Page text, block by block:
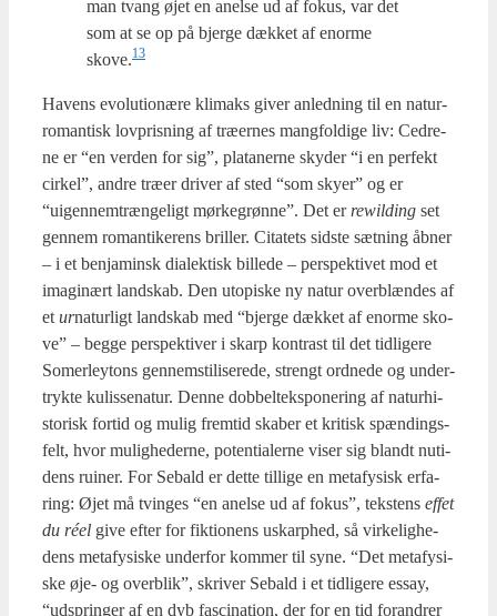
man tvang øjet en anel­se ud af fokus, var det
som at se op på bjer­ge dæk­ket af enor­me
skove.13
Havens evo­lu­tio­næ­re kli­maks giver anled­ning til en natur­
ro­man­tisk lov­pris­ning af træ­er­nes mang­fol­di­ge liv: Ced­re­
ne er “en ver­den for sig”, pla­ta­ner­ne sky­der “i en per­fekt
cir­kel”, andre træ­er dri­ver af sted “som sky­er” og er
“uigen­nem­træn­ge­ligt mør­ke­grøn­ne”. Det er rewil­ding set
gen­nem roman­ti­ke­rens bril­ler. Cita­tets sid­ste sæt­ning åbner
– i et benja­minsk dia­lek­tisk bil­le­de – per­spek­ti­vet mod et
imag­i­nært land­skab. Den uto­pi­ske ny natur over­blæn­des af
et urnatur­ligt land­skab med “bjer­ge dæk­ket af enor­me sko­
ve” – beg­ge per­spek­ti­ver i skarp kon­trast til det tid­li­ge­re
Somer­leytons gen­nem­sti­li­se­re­de, strengt ord­ne­de og under­
tryk­te kulis­se­na­tur. Den­ne dob­bel­t­eks­po­ne­ring af natur­hi­
sto­risk for­tid og mulig frem­tid ska­ber et kri­tisk spæn­dings­
felt, hvor mulig­he­der­ne, poten­ti­a­ler­ne viser sig blandt nuti­
dens rui­ner. For Sebald er det­te til­li­ge en meta­fy­sisk erfa­
ring: Øjet må tvin­ges “en anel­se ud af fokus”, tek­stens effet
du réel give efter for fik­tio­nens uskarp­hed, så vir­ke­lig­he­
dens meta­fy­si­ske under­for kom­mer til syne. “Det meta­fy­si­
ske øje- og over­blik”, skri­ver Sebald i et tid­li­ge­re essay,
“udsprin­ger af en dyb fasci­na­tion, der for en tid for­an­drer